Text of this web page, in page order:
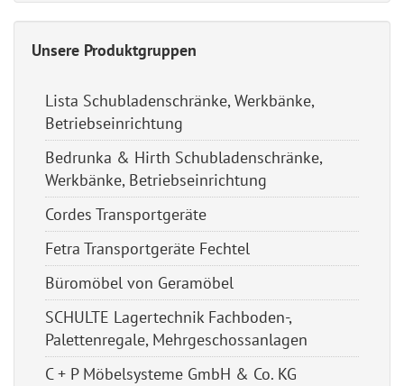
Unsere Produktgruppen
Lista Schubladenschränke, Werkbänke,
Betriebseinrichtung
Bedrunka & Hirth Schubladenschränke,
Werkbänke, Betriebseinrichtung
Cordes Transportgeräte
Fetra Transportgeräte Fechtel
Büromöbel von Geramöbel
SCHULTE Lagertechnik Fachboden-,
Palettenregale, Mehrgeschossanlagen
C + P Möbelsysteme GmbH & Co. KG